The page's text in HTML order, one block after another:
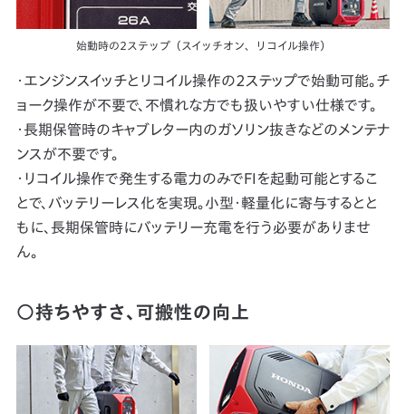
始動時の2ステップ（スイッチオン、リコイル操作）
・エンジンスイッチとリコイル操作の2ステップで始動可能。チ
ョーク操作が不要で、不慣れな方でも扱いやすい仕様です。
・長期保管時のキャブレター内のガソリン抜きなどのメンテナ
ンスが不要です。
・リコイル操作で発生する電力のみでFIを起動可能とするこ
とで、バッテリーレス化を実現。小型・軽量化に寄与するとと
もに、長期保管時にバッテリー充電を行う必要がありませ
ん。
○持ちやすさ、可搬性の向上